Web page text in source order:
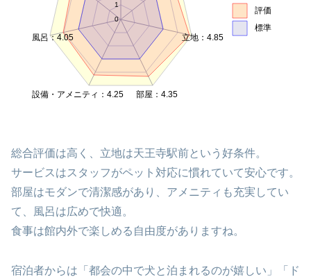
0
1
立地：4.85
部屋：4.35
設備・アメニティ：4.25
風呂：4.05
評価
標準
総合評価は高く、立地は天王寺駅前という好条件。
サービスはスタッフがペット対応に慣れていて安心です。
部屋はモダンで清潔感があり、アメニティも充実してい
て、風呂は広めで快適。
食事は館内外で楽しめる自由度がありますね。
宿泊者からは「都会の中で犬と泊まれるのが嬉しい」「ド